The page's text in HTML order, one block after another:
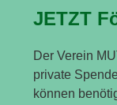
JETZT
Der Verein
private
können